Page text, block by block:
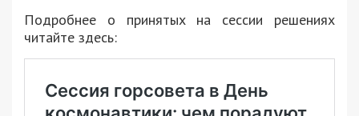
Подробнее о принятых на сессии решениях
читайте здесь: